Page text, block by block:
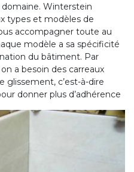
Winterstein
types et modèles de
accompagner toute au
modèle a sa spécificité
du bâtiment. Par
a besoin des carreaux
glissement, c’est-à-dire
donner plus d’adhérence